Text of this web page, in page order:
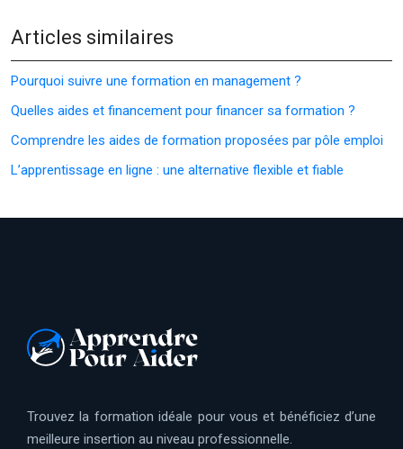
Articles similaires
Pourquoi suivre une formation en management ?
Quelles aides et financement pour financer sa formation ?
Comprendre les aides de formation proposées par pôle emploi
L’apprentissage en ligne : une alternative flexible et fiable
Trouvez la formation idéale pour vous et bénéficiez d’une
meilleure insertion au niveau professionnelle.